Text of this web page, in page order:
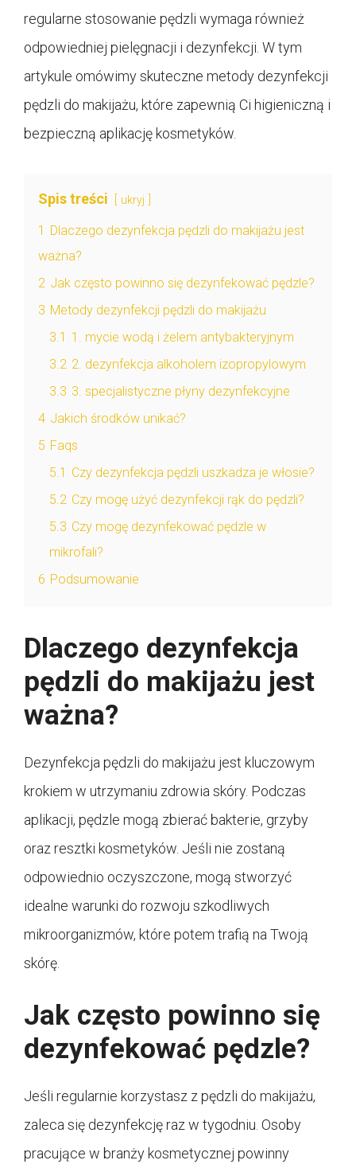
regularne stosowanie pędzli wymaga również
odpowiedniej pielęgnacji i dezynfekcji. W tym
artykule omówimy skuteczne metody dezynfekcji
pędzli do makijażu, które zapewnią Ci higieniczną i
bezpieczną aplikację kosmetyków.
Spis treści ukryj
1
Dlaczego dezynfekcja pędzli do makijażu jest
ważna?
2 Jak często powinno się dezynfekować pędzle?
3 Metody dezynfekcji pędzli do makijażu
3.1 1. mycie wodą i żelem antybakteryjnym
3.2 2. dezynfekcja alkoholem izopropylowym
3.3 3. specjalistyczne płyny dezynfekcyjne
4 Jakich środków unikać?
5 Faqs
5.1 Czy dezynfekcja pędzli uszkadza je włosie?
5.2 Czy mogę użyć dezynfekcji rąk do pędzli?
5.3 Czy mogę dezynfekować pędzle w
mikrofali?
6 Podsumowanie
Dlaczego dezynfekcja
pędzli do makijażu jest
ważna?
Dezynfekcja pędzli do makijażu jest kluczowym
krokiem w utrzymaniu zdrowia skóry. Podczas
aplikacji, pędzle mogą zbierać bakterie, grzyby
oraz resztki kosmetyków. Jeśli nie zostaną
odpowiednio oczyszczone, mogą stworzyć
idealne warunki do rozwoju szkodliwych
mikroorganizmów, które potem trafią na Twoją
skórę.
Jak często powinno się
dezynfekować pędzle?
Jeśli regularnie korzystasz z pędzli do makijażu,
zaleca się dezynfekcję raz w tygodniu. Osoby
pracujące w branży kosmetycznej powinny